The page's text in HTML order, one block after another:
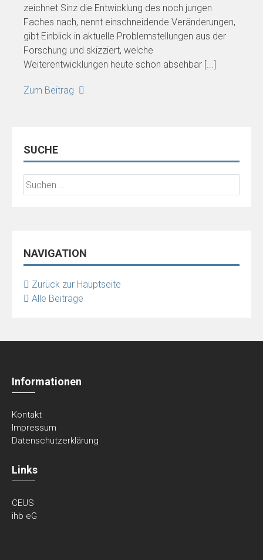
zeichnet Sinz die Entwicklung des noch jungen
Faches nach, nennt einschneidende Veränderungen,
gibt Einblick in aktuelle Problemstellungen aus der
Forschung und skizziert, welche
Weiterentwicklungen heute schon absehbar [...]
Zum Beitrag
SUCHE
Suchen
nach:
NAVIGATION
Zurück zur Hauptseite
Alle Beiträge
Informationen
Kontakt
Impressum
Datenschutzerklärung
Links
CEUS
ihb eG